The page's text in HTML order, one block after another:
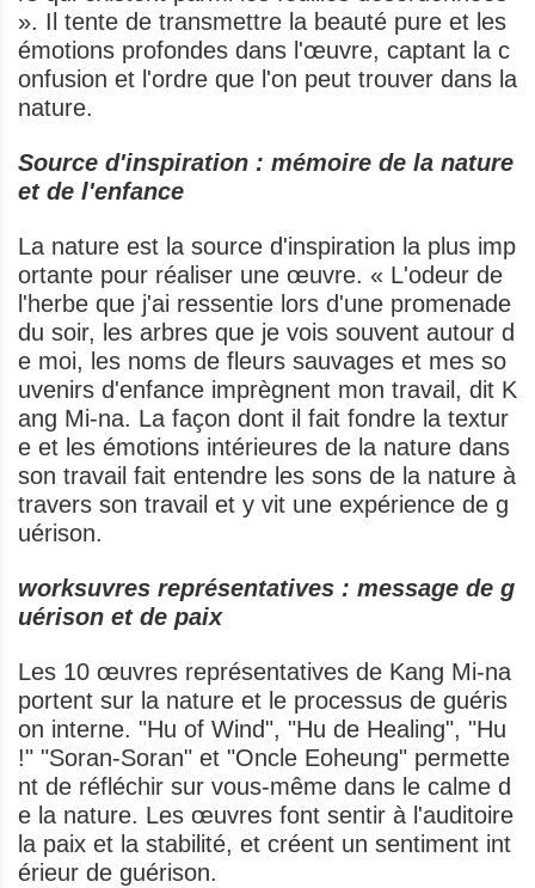
». Il tente de transmettre la beauté pure et les
émotions profondes dans l'œuvre, captant la c
onfusion et l'ordre que l'on peut trouver dans la
nature.
Source d'inspiration : mémoire de la nature
et de l'enfance
La nature est la source d'inspiration la plus imp
ortante pour réaliser une œuvre. « L'odeur de
l'herbe que j'ai ressentie lors d'une promenade
du soir, les arbres que je vois souvent autour d
e moi, les noms de fleurs sauvages et mes so
uvenirs d'enfance imprègnent mon travail, dit K
ang Mi-na. La façon dont il fait fondre la textur
e et les émotions intérieures de la nature dans
son travail fait entendre les sons de la nature à
travers son travail et y vit une expérience de g
uérison.
worksuvres représentatives : message de g
uérison et de paix
Les 10 œuvres représentatives de Kang Mi-na
portent sur la nature et le processus de guéris
on interne. "Hu of Wind", "Hu de Healing", "Hu
!" "Soran-Soran" et "Oncle Eoheung" permette
nt de réfléchir sur vous-même dans le calme d
e la nature. Les œuvres font sentir à l'auditoire
la paix et la stabilité, et créent un sentiment int
érieur de guérison.